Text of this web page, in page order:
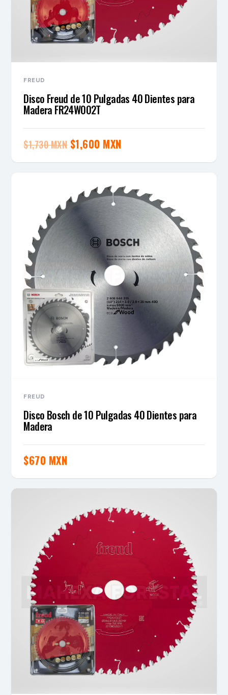
FREUD
Disco Freud de 10 Pulgadas 40 Dientes para
Madera FR24W002T
$1,730 MXN El
precio
era:
$1,730 MXN.
$1,600 MXN
precio
es:
$1,600 MXN.
FREUD
Disco Bosch de 10 Pulgadas 40 Dientes para
Madera
$670 MXN